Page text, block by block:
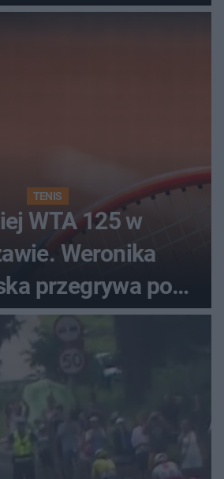
TENIS
WTA 125 w
Weronika
przegrywa po
boju